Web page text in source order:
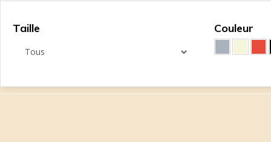
Taille Couleur